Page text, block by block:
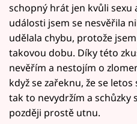
schopný hrát jen kvůli sexu
události jsem se nesvěřila
udělala chybu, protože
takovou dobu. Díky této
nevěřím a nestojím o
když se zařeknu, že se
tak to nevydržím a schůzky
později prostě utnu.